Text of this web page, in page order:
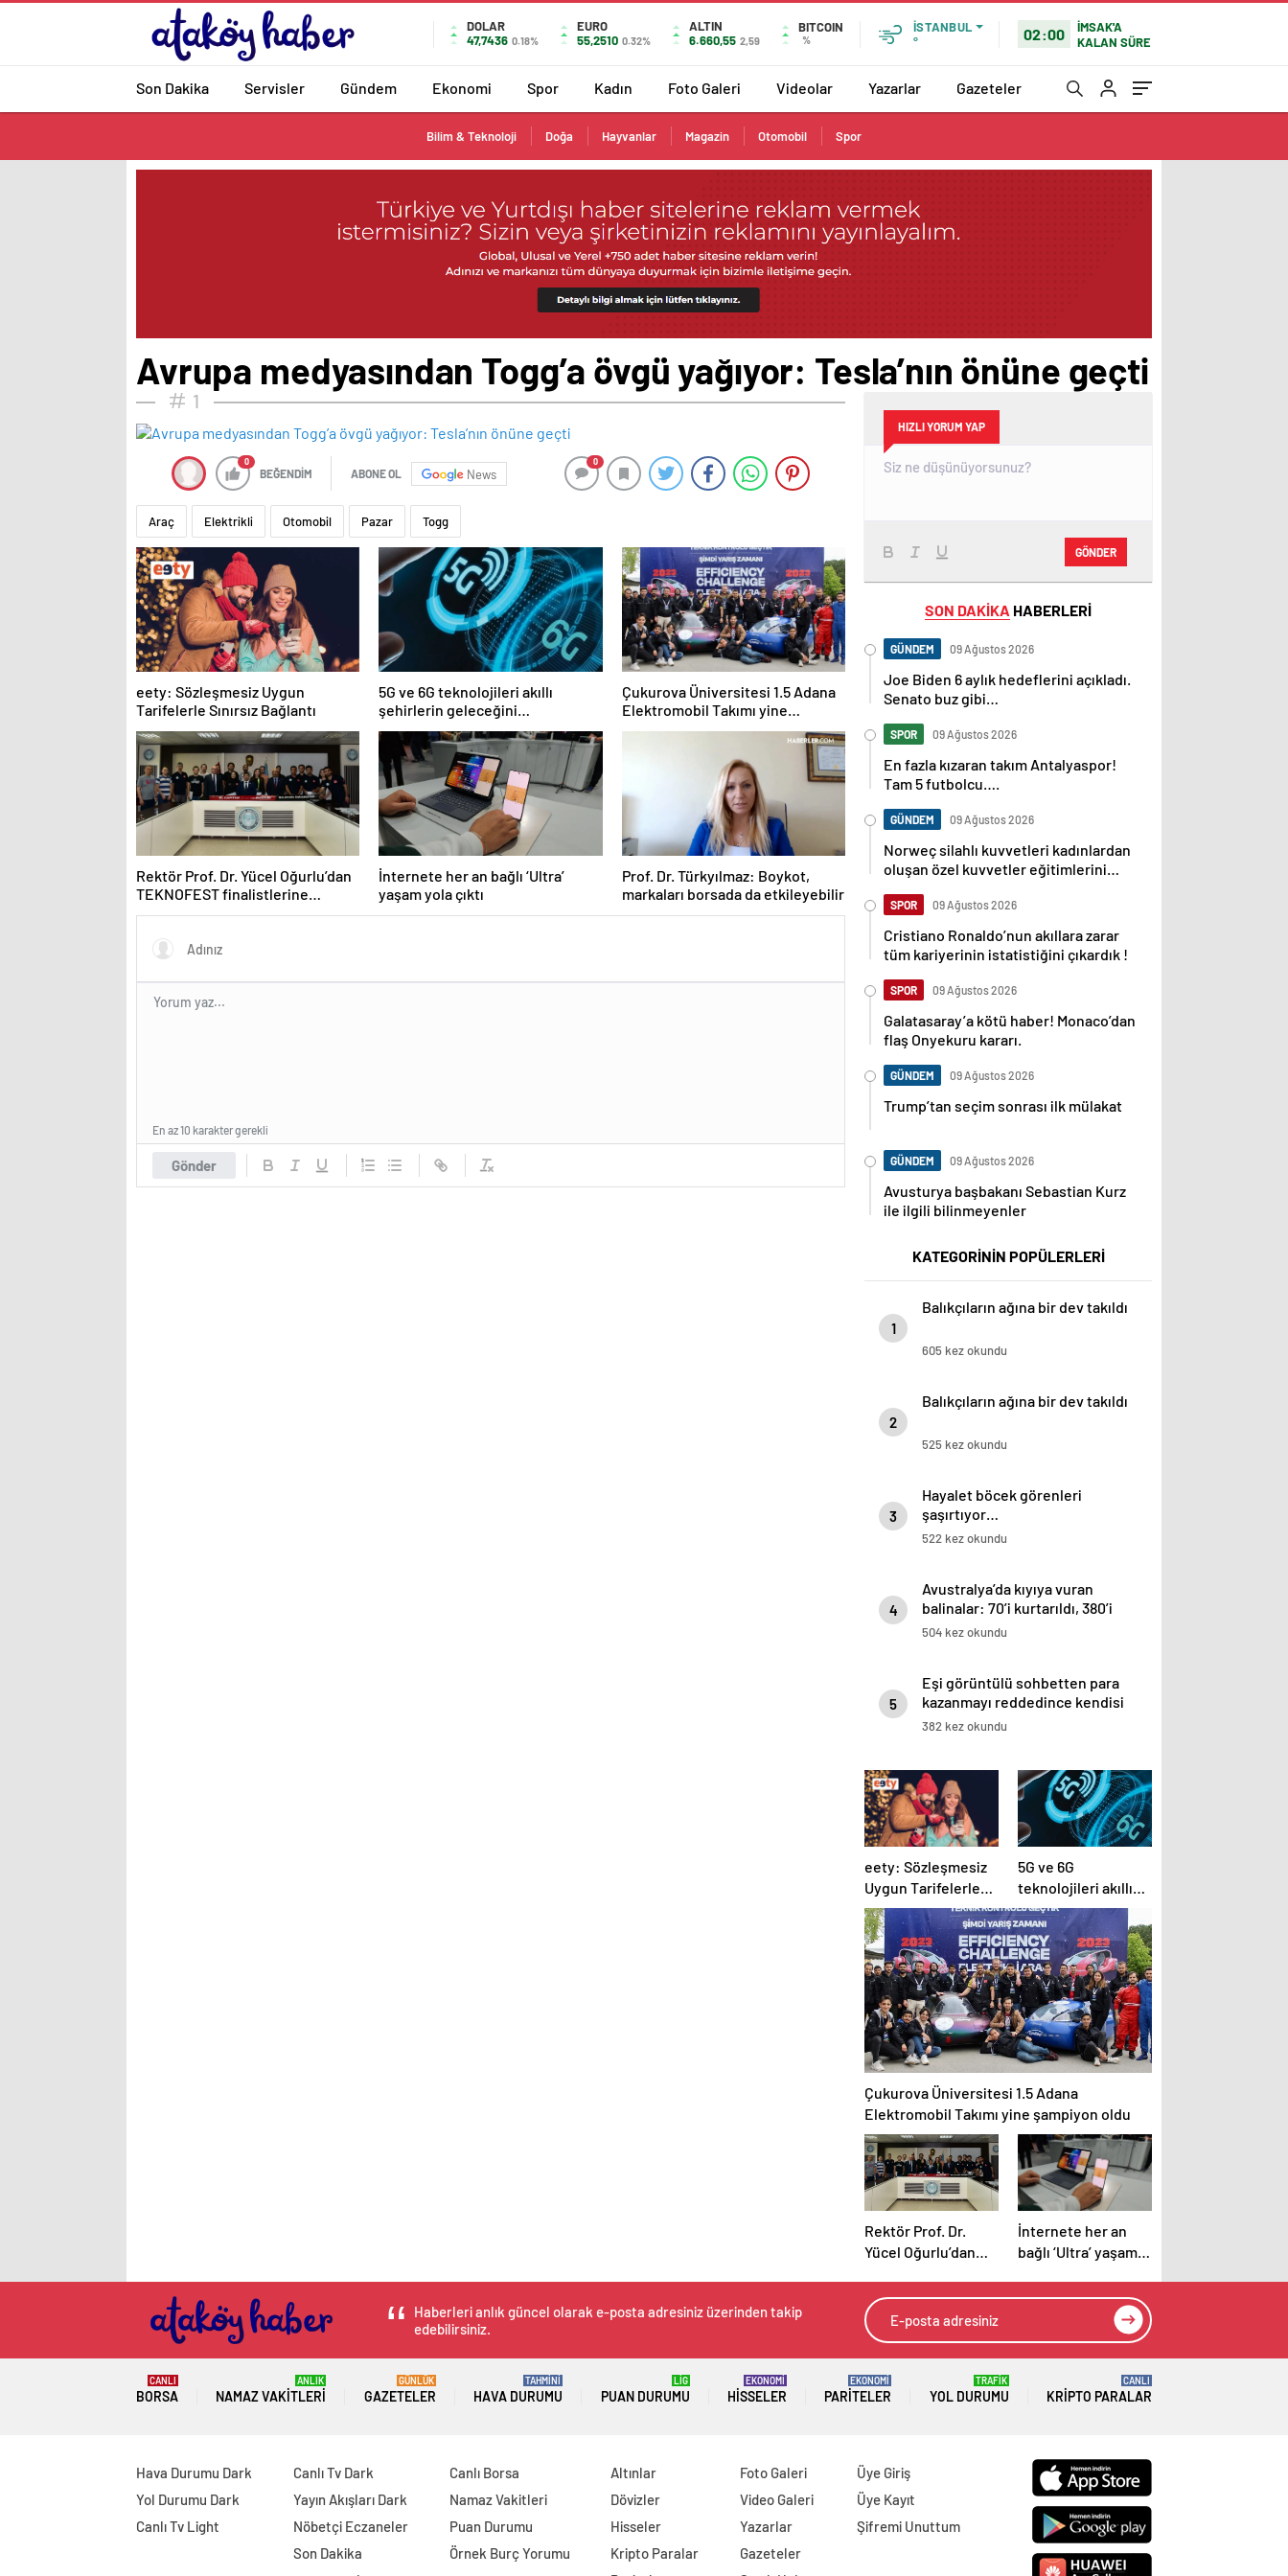
DOLAR
47,7436 0.18%
EURO
55,2510 0.32%
ALTIN
6.660,55 2,59
BITCOIN
%
İSTANBUL
°
02:00
İMSAK'A
KALAN SÜRE
Son Dakika Servisler Gündem Ekonomi Spor Kadın Foto Galeri Videolar Yazarlar Gazeteler
Bilim & Teknoloji Doğa Hayvanlar Magazin Otomobil Spor
Avrupa medyasından Togg’a övgü yağıyor: Tesla’nın önüne geçti
1
0
BEĞENDİM ABONE OL News
0
Araç Elektrikli Otomobil Pazar Togg
eety: Sözleşmesiz Uygun
Tarifelerle Sınırsız Bağlantı
5G ve 6G teknolojileri akıllı
şehirlerin geleceğini
şekillendirecek
Çukurova Üniversitesi 1.5 Adana
Elektromobil Takımı yine
şampiyon oldu
Rektör Prof. Dr. Yücel Oğurlu’dan
TEKNOFEST finalistlerine
teşekkür
İnternete her an bağlı ‘Ultra’
yaşam yola çıktı
Prof. Dr. Türkyılmaz: Boykot,
markaları borsada da etkileyebilir
Gönder
En az 10 karakter gerekli
HIZLI YORUM YAP
GÖNDER
SON DAKİKA HABERLERİ
GÜNDEM 09 Ağustos 2026
Joe Biden 6 aylık hedeflerini açıkladı.
Senato buz gibi…
SPOR 09 Ağustos 2026
En fazla kızaran takım Antalyaspor!
Tam 5 futbolcu….
GÜNDEM 09 Ağustos 2026
Norweç silahlı kuvvetleri kadınlardan
oluşan özel kuvvetler eğitimlerini
SPOR 09 Ağustos 2026
Cristiano Ronaldo’nun akıllara zarar
tüm kariyerinin istatistiğini çıkardık !
SPOR 09 Ağustos 2026
Galatasaray’a kötü haber! Monaco’dan
flaş Onyekuru kararı.
GÜNDEM 09 Ağustos 2026
Trump’tan seçim sonrası ilk mülakat
GÜNDEM 09 Ağustos 2026
Avusturya başbakanı Sebastian Kurz
ile ilgili bilinmeyenler
KATEGORİNİN POPÜLERLERİ
1
Balıkçıların ağına bir dev takıldı
605 kez okundu
2
Balıkçıların ağına bir dev takıldı
525 kez okundu
3
Hayalet böcek görenleri
şaşırtıyor…
522 kez okundu
4
Avustralya’da kıyıya vuran
balinalar: 70’i kurtarıldı, 380’i
öldü
504 kez okundu
5
Eşi görüntülü sohbetten para
kazanmayı reddedince kendisi
kadın kılığına girdi
382 kez okundu
eety: Sözleşmesiz
Uygun Tarifelerle
Sınırsız Bağlantı
5G ve 6G
teknolojileri akıllı
şehirlerin
geleceğini
şekillendirecek
Çukurova Üniversitesi 1.5 Adana
Elektromobil Takımı yine şampiyon oldu
Rektör Prof. Dr.
Yücel Oğurlu’dan
finalistlerine
teşekkür
İnternete her an
bağlı ‘Ultra’ yaşam
Haberleri anlık güncel olarak e-posta adresiniz üzerinden takip
edebilirsiniz.
BORSA
CANLI
NAMAZ VAKITLERI
ANLIK
GAZETELER
GÜNLÜK
HAVA DURUMU
TAHMİNİ
PUAN DURUMU
LİG
HISSELER
EKONOMİ
PARITELER
EKONOMİ
YOL DURUMU
TRAFİK
KRIPTO PARALAR
CANLI
Hava Durumu Dark
Yol Durumu Dark
Canlı Tv Light
Canlı Tv Dark
Yayın Akışları Dark
Nöbetçi Eczaneler
Son Dakika
Canlı Borsa
Namaz Vakitleri
Puan Durumu
Örnek Burç Yorumu
Altınlar
Dövizler
Hisseler
Kripto Paralar
Foto Galeri
Video Galeri
Yazarlar
Gazeteler
Üye Giriş
Üye Kayıt
Şifremi Unuttum